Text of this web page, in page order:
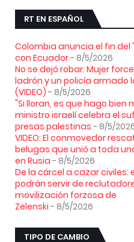
RT EN ESPAÑOL
Colombia anuncia el fin
con Ecuador- 8/5/2026
No se dejó robar: Mujer
ladrón y un policía armado
(VIDEO) - 8/5/2026
"Si lloran, es que hago bien
ministro israelí celebra el
presas palestinas - 8/5/
VIDEO: El conmovedor
belugas que unió a toda
en Rusia - 8/5/2026
De la cárcel a cazar civiles:
podrán servir de
movilización forzosa de
Zelenski - 8/5/2026
TIPO DE CAMBIO